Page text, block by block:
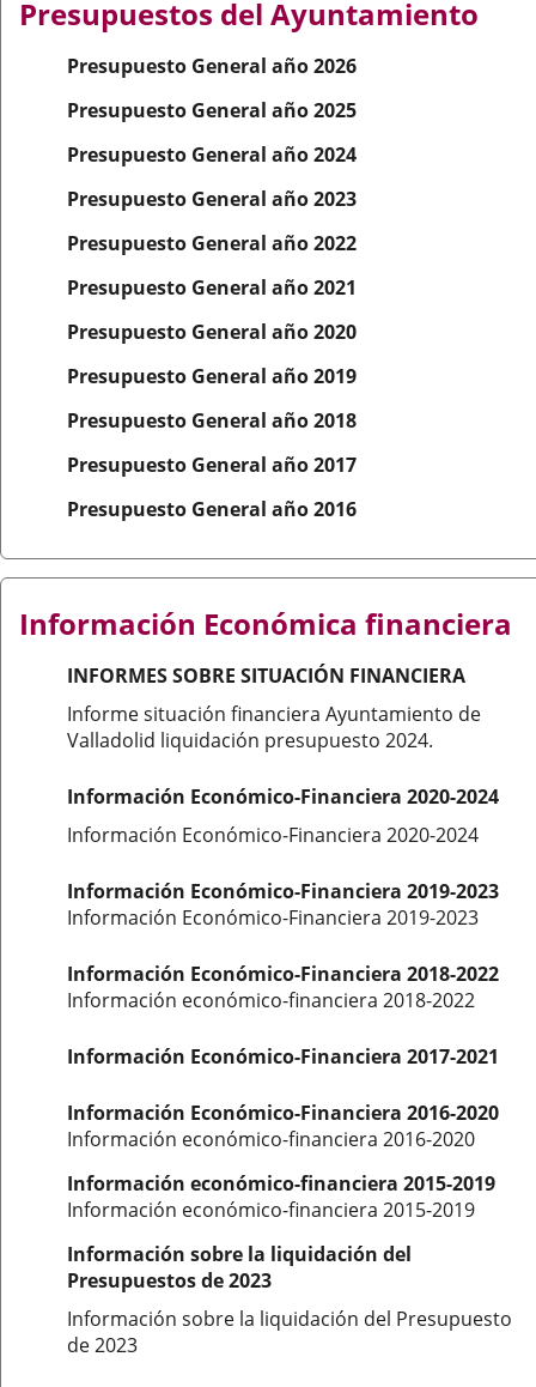
aplicación
externa.
aplicación
externa.
aplicación
Presupuestos del Ayuntamiento
Presupuesto General año 2026
Presupuesto General año 2025
Presupuesto General año 2024
Presupuesto General año 2023
Presupuesto General año 2022
Presupuesto General año 2021
Presupuesto General año 2020
Presupuesto General año 2019
Presupuesto General año 2018
Presupuesto General año 2017
Presupuesto General año 2016
Información Económica financiera
INFORMES SOBRE SITUACIÓN FINANCIERA
Informe situación financiera Ayuntamiento de
Valladolid liquidación presupuesto 2024.
Información Económico-Financiera 2020-2024
Información Económico-Financiera 2020-2024
Información Económico-Financiera 2019-2023
Información Económico-Financiera 2019-2023
Información Económico-Financiera 2018-2022
Información económico-financiera 2018-2022
Información Económico-Financiera 2017-2021
Información Económico-Financiera 2016-2020
Información económico-financiera 2016-2020
Información económico-financiera 2015-2019
Información económico-financiera 2015-2019
Información sobre la liquidación del
Presupuestos de 2023
Información sobre la liquidación del Presupuesto
de 2023